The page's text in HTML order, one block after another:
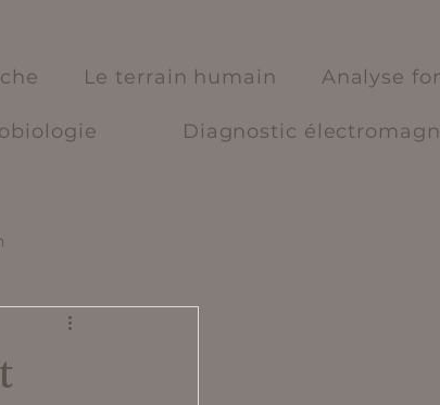
Le terrain humain Analyse
Diagnostic